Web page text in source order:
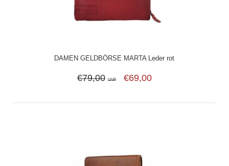
DAMEN GELDBÖRSE MARTA Leder rot
€79,00 UVP €69,00